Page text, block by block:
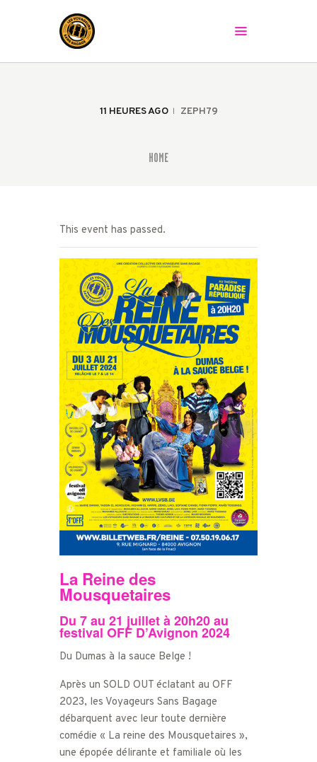
11 HEURES AGO ZEPH79
HOME
LES VOYAGEURS SANS BAGAGE
LA COMPAGNIE
This event has passed.
La Reine des
Mousquetaires
Du 7 au 21 juillet à 20h20 au
festival OFF D’Avignon 2024
Du Dumas à la sauce Belge !
Après un SOLD OUT éclatant au OFF
2023, les Voyageurs Sans Bagage
débarquent avec leur toute dernière
comédie « La reine des Mousquetaires »,
une épopée délirante et familiale où les